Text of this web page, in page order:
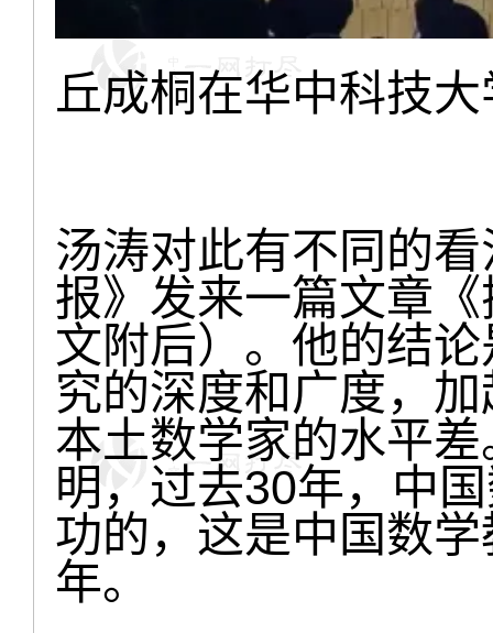
丘成桐在华中科技
汤涛对此有不同的
报》发来一篇文章
文附后）。他的结
究的深度和广度，
本土数学家的水平
明，过去30年，中
功的，这是中国数
年。